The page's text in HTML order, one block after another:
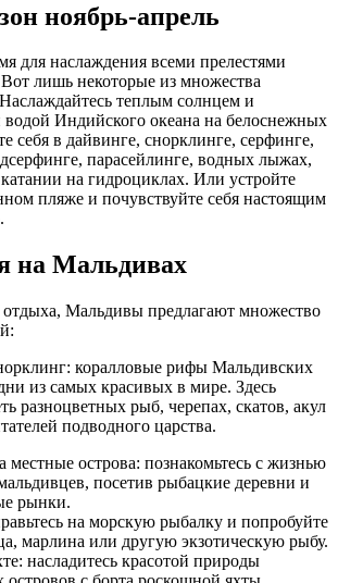
ноябрь-апрель
для наслаждения всеми прелестями
лишь некоторые из множества
теплым солнцем и
водой Индийского океана на белоснежных
себя в дайвинге, снорклинге, серфинге,
парасейлинге, водных лыжах,
на гидроциклах. Или устройте
пляже и почувствуйте себя настоящим
на Мальдивах
Мальдивы предлагают множество
коралловые рифы Мальдивских
из самых красивых в мире. Здесь
разноцветных рыб, черепах, скатов, акул
подводного царства.
местные острова: познакомьтесь с жизнью
посетив рыбацкие деревни и
рынки.
на морскую рыбалку и попробуйте
марлина или другую экзотическую рыбу.
насладитесь красотой природы